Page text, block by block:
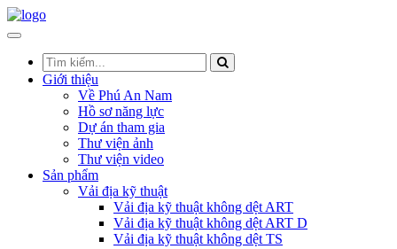
Giới thiệu
Về Phú An Nam
Hồ sơ năng lực
Dự án tham gia
Thư viện ảnh
Thư viện video
Sản phẩm
Vải địa kỹ thuật
Vải địa kỹ thuật không dệt ART
Vải địa kỹ thuật không dệt ART D
Vải địa kỹ thuật không dệt TS